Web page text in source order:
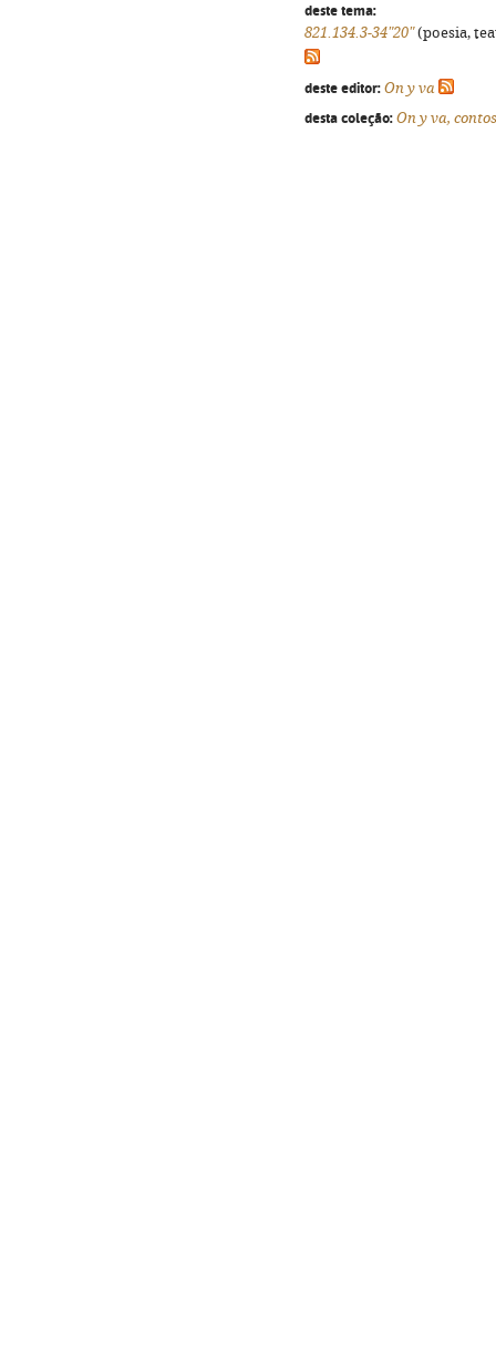
deste tema:
821.134.3-34"20"(poesia,
deste editor: On y va
desta coleção: On y va, contos